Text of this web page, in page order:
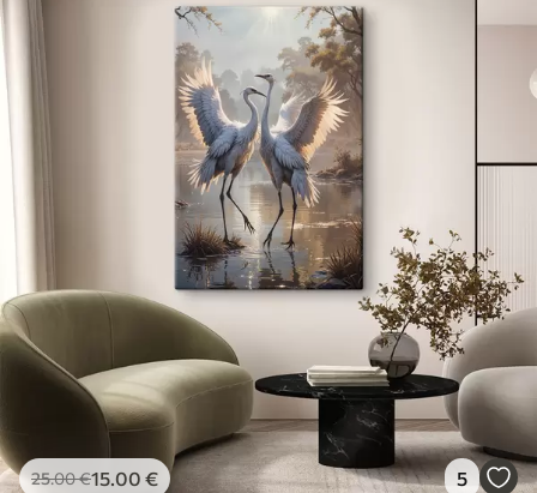
25.00€15.00 € 5